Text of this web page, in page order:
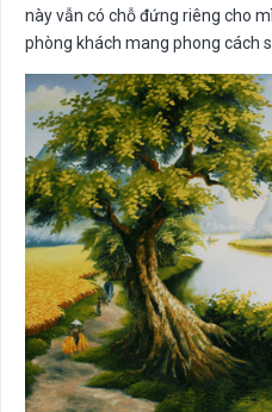
này vẫn có chỗ đứng riêng cho
phòng khách mang phong cách